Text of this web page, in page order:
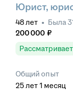
Юрист,
48лет • Была
200 000 ₽
Общий опыт
25 лет 1 месяц